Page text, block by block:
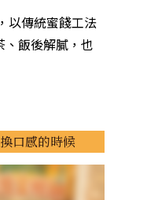
以傳統蜜餞工法
飯後解膩，也
口感的時候